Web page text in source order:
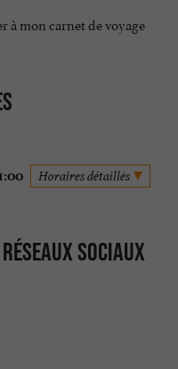
à mon carnet de voyage
Horaires détaillés
sociaux